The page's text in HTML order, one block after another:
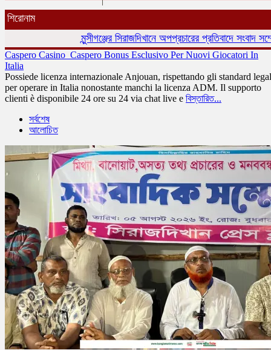
শিরোনাম
মুন্সীগঞ্জের সিরাজদিখানে অপপ্রচারের প্রতিবাদে সংবাদ
Caspero Casino ️ Caspero Bonus Esclusivo Per Nuovi Giocatori In
Italia
Possiede licenza internazionale Anjouan, rispettando gli standard
per operare in Italia nonostante manchi la licenza ADM. Il supporto
clienti è disponibile 24 ore su 24 via chat live e বিস্তারিত...
সর্বশেষ
আলোচিত